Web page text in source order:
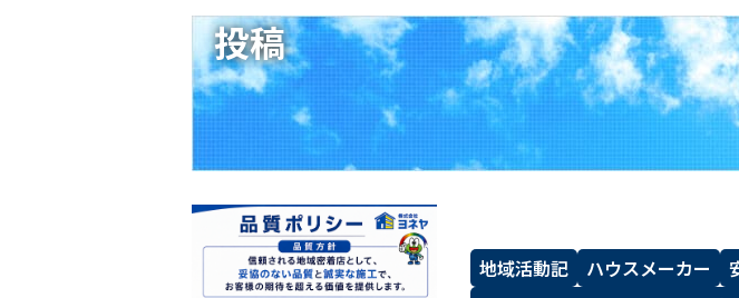
投稿
地域活動記 ハウスメーカー